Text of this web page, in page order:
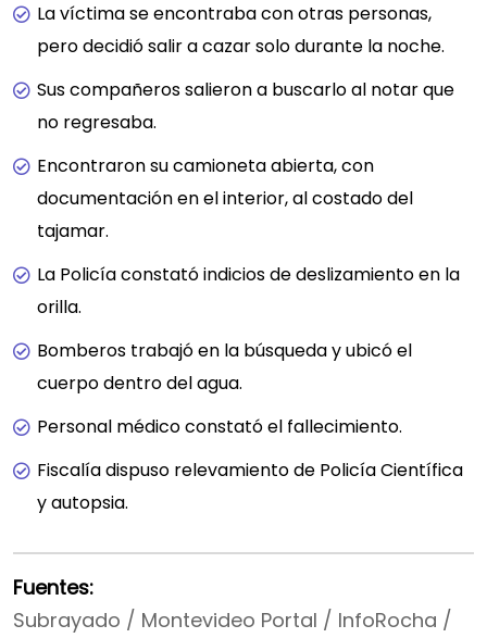
La víctima se encontraba con otras personas,
pero decidió salir a cazar solo durante la noche.
Sus compañeros salieron a buscarlo al notar que
no regresaba.
Encontraron su camioneta abierta, con
documentación en el interior, al costado del
tajamar.
La Policía constató indicios de deslizamiento en la
orilla.
Bomberos trabajó en la búsqueda y ubicó el
cuerpo dentro del agua.
Personal médico constató el fallecimiento.
Fiscalía dispuso relevamiento de Policía Científica
y autopsia.
Fuentes:
Subrayado / Montevideo Portal / InfoRocha /